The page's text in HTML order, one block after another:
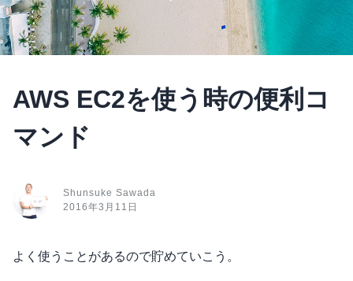
AWS EC2を使う時の便利コ
マンド
Shunsuke Sawada
2016年3月11日
よく使うことがあるので貯めていこう。